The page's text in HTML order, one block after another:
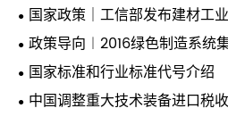
国家政策｜工信部发布建材工
展绿色建材
政策导向︱2016绿色制造系统
色关键工艺突破
国家标准和行业标准代号介绍
中国调整重大技术装备进口税